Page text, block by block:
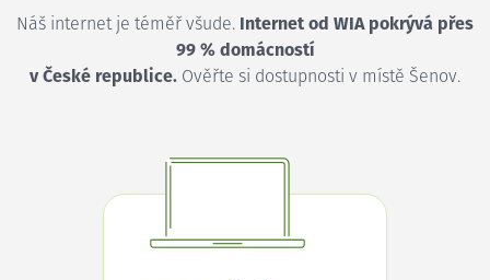
Náš internet je téměř všude. Internet od WIA pokrývá přes
99 % domácností
v České republice. Ověřte si dostupnosti v místě Šenov.